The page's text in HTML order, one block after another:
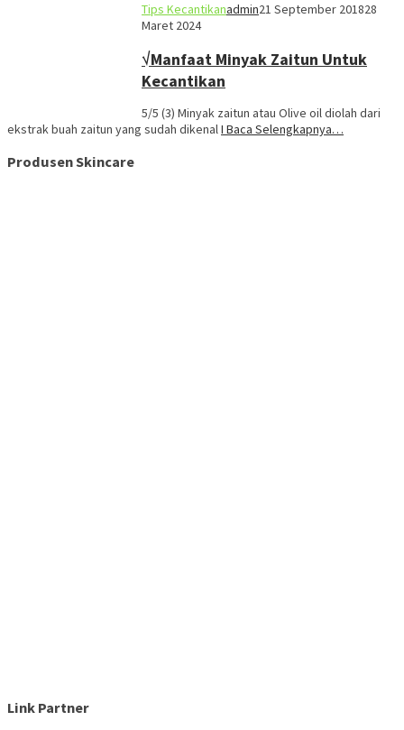
Tips Kecantikanadmin21 September 201828
Maret 2024
√Manfaat Minyak Zaitun Untuk
Kecantikan
5/5 (3) Minyak zaitun atau Olive oil diolah dari
ekstrak buah zaitun yang sudah dikenalI Baca Selengkapnya…
Produsen Skincare
Link Partner